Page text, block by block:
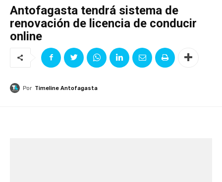
Antofagasta tendrá sistema de
renovación de licencia de conducir
online
Por Timeline Antofagasta